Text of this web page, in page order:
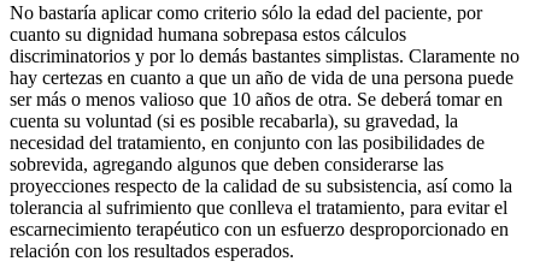
No bastaría aplicar como criterio sólo la edad del paciente, por
cuanto su dignidad humana sobrepasa estos cálculos
discriminatorios y por lo demás bastantes simplistas. Claramente no
hay certezas en cuanto a que un año de vida de una persona puede
ser más o menos valioso que 10 años de otra. Se deberá tomar en
cuenta su voluntad (si es posible recabarla), su gravedad, la
necesidad del tratamiento, en conjunto con las posibilidades de
sobrevida, agregando algunos que deben considerarse las
proyecciones respecto de la calidad de su subsistencia, así como la
tolerancia al sufrimiento que conlleva el tratamiento, para evitar el
escarnecimiento terapéutico con un esfuerzo desproporcionado en
relación con los resultados esperados.